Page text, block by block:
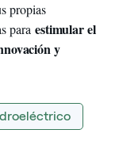
propias
para estimular el
y